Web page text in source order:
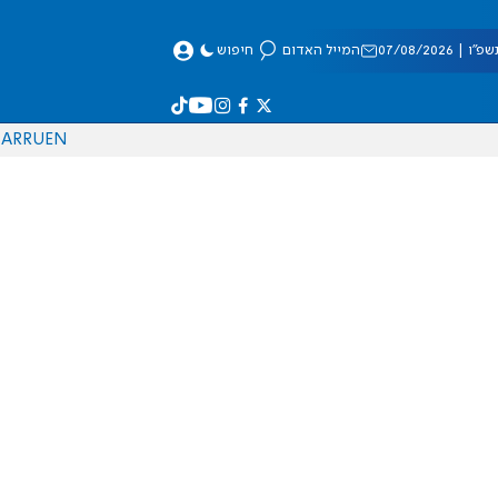
08/2026 המייל האדום חיפוש
EN
RU
AR